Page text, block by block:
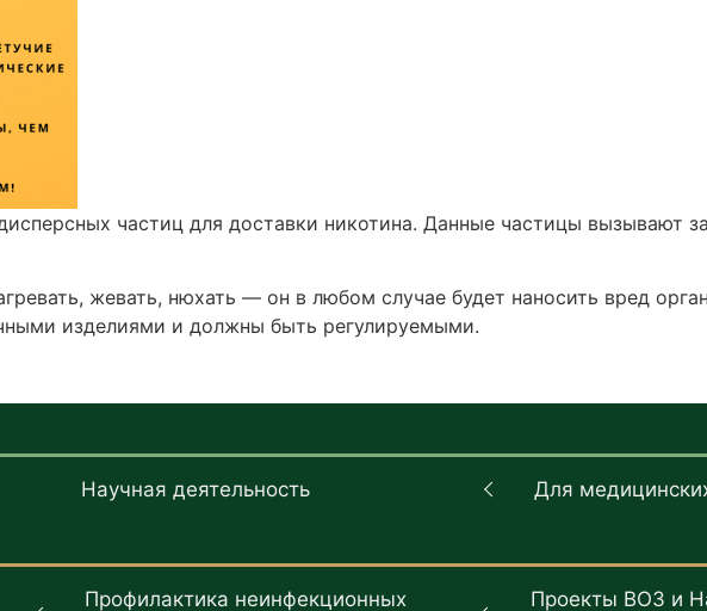
частиц для доставки никотина. Данные частицы вызывают
жевать, нюхать — он в любом случае будет наносить вред
изделиями и должны быть регулируемыми.
Научная деятельность Для
Профилактика неинфекционных Проекты ВОЗ и